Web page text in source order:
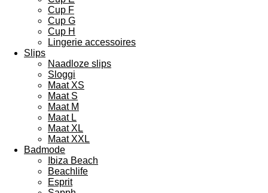
Cup F
Cup G
Cup H
Lingerie accessoires
Slips
Naadloze slips
Sloggi
Maat XS
Maat S
Maat M
Maat L
Maat XL
Maat XXL
Badmode
Ibiza Beach
Beachlife
Esprit